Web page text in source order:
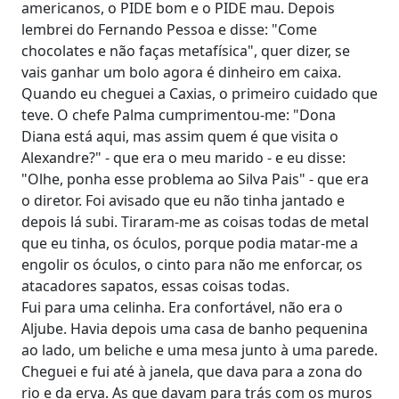
americanos, o PIDE bom e o PIDE mau. Depois
lembrei do Fernando Pessoa e disse: "Come
chocolates e não faças metafísica", quer dizer, se
vais ganhar um bolo agora é dinheiro em caixa.
Quando eu cheguei a Caxias, o primeiro cuidado que
teve. O chefe Palma cumprimentou-me: "Dona
Diana está aqui, mas assim quem é que visita o
Alexandre?" - que era o meu marido - e eu disse:
"Olhe, ponha esse problema ao Silva Pais" - que era
o diretor. Foi avisado que eu não tinha jantado e
depois lá subi. Tiraram-me as coisas todas de metal
que eu tinha, os óculos, porque podia matar-me a
engolir os óculos, o cinto para não me enforcar, os
atacadores sapatos, essas coisas todas.
Fui para uma celinha. Era confortável, não era o
Aljube. Havia depois uma casa de banho pequenina
ao lado, um beliche e uma mesa junto à uma parede.
Cheguei e fui até à janela, que dava para a zona do
rio e da erva. As que davam para trás com os muros